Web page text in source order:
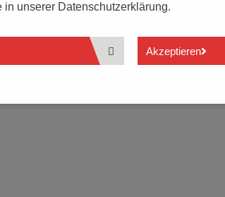
In Anschluss
senkrecht zur Leiterplatte
in unserer Datenschutzerklärung.
Akzeptieren